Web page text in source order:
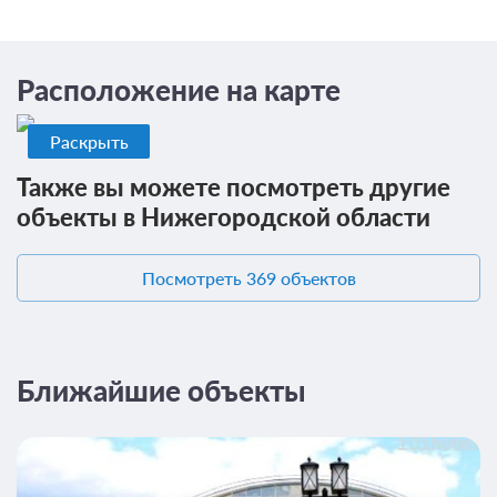
Завтрак
2 100
Расположение на карте
Раскрыть
Также вы можете посмотреть другие
объекты в Нижегородской области
Посмотреть 369 объектов
Ближайшие объекты